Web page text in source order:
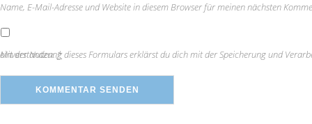
Name, E-Mail-Adresse und Website in diesem Browser für meinen nächsten
Mit der Nutzung dieses Formulars erklärst du dich mit der Speicherung und Verarbeitung deiner Daten durch diese Website einverstanden.*